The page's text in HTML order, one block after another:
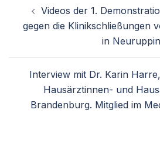
Videos der 1.
gegen die Klinikschließungen
in Neuruppin
Interview mit Dr. Karin
Hausärztinnen- und
Brandenburg. Mitglied im